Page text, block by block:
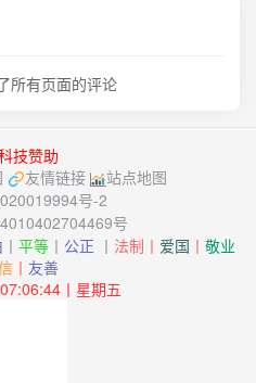
所有页面的评论
技赞助
友情链接
站点地图
号-2
号
丨 平等 丨 公正 丨 法制丨 爱国 丨 敬业
丨 友善
丨星期五